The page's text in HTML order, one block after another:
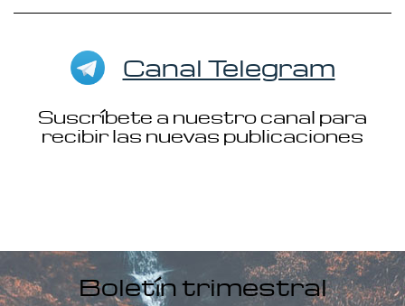
Canal Telegram
Suscríbete a nuestro canal para
recibir las nuevas publicaciones
Boletín trimestral